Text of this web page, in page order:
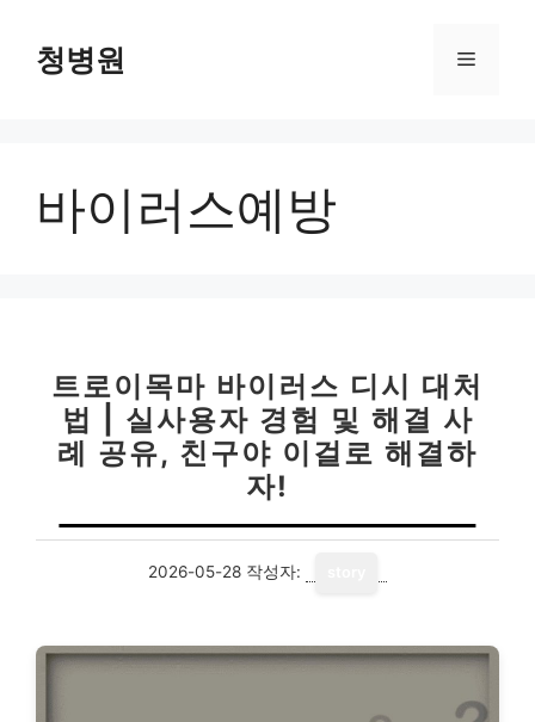
청병원 메
바이러스예방
트로이목마 바이러스 디시 대처
법 | 실사용자 경험 및 해결 사
례 공유, 친구야 이걸로 해결하
자!
2026-05-28 작성자: